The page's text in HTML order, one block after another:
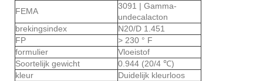
FEMA
3091 | Gamma-
undecalacton
brekingsindex
N20/D 1.451
FP
> 230 ° F
formulier
Vloeistof
Soortelijk gewicht
0.944 (20/4 ℃)
kleur
Duidelijk kleurloos